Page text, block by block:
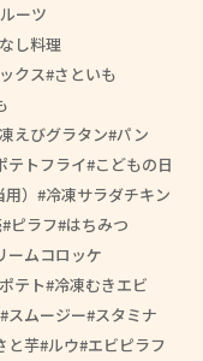
ーツ
し料理
クス さといも
えびグラタン パン
テトフライ こどもの日
）
冷凍サラダチキン
ピラフ はちみつ
ームコロッケ
テト 冷凍むきエビ
スムージー スタミナ
と芋 ルウ エビピラフ